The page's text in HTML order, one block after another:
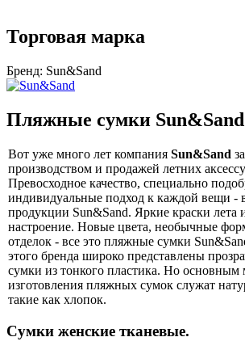
Торговая марка
Бренд: Sun&Sand
Пляжные сумки Sun&Sand
Вот уже много лет компания Sun&Sand
производством и продажей летних
Превосходное качество, специально
индивидуальные подход к каждой вещи -
продукции Sun&Sand. Яркие краски лета
настроение. Новые цвета, необычные
отделок - все это пляжные сумки
этого бренда широко представлены
сумки из тонкого пластика. Но основным
изготовления пляжных сумок служат
такие как хлопок.
Сумки женские тканевые.